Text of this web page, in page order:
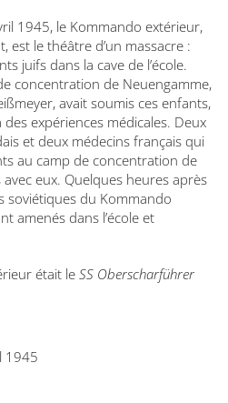
1945, le Kommando extérieur,
est le théâtre d’un massacre :
juifs dans la cave de l’école.
concentration de Neuengamme,
avait soumis ces enfants,
expériences médicales. Deux
et deux médecins français qui
au camp de concentration de
eux. Quelques heures après
soviétiques du Kommando
amenés dans l’école et
était le SS Oberscharführer
1945